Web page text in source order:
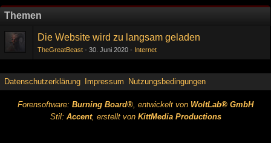
Themen
Die Website wird zu langsam geladen
TheGreatBeast 30. Juni 2020 Internet
Datenschutzerklärung Impressum Nutzungsbedingungen
Forensoftware: Burning Board®, entwickelt von WoltLab® GmbH
Stil: Accent, erstellt von KittMedia Productions